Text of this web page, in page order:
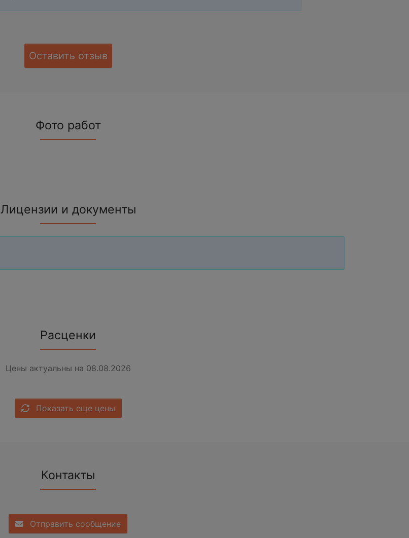
Оставить отзыв
Фото работ
Лицензии и документы
Расценки
Цены актуальны на 08.08.2026
Показать еще цены
Контакты
Отправить сообщение